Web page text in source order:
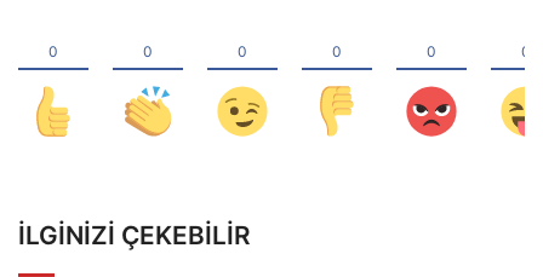
İLGINIZI ÇEKEBILIR